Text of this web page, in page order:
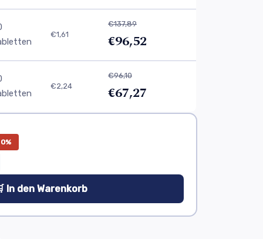
€1,61
€137,89
€96,52
€2,24
€96,10
€67,27
In den Warenkorb